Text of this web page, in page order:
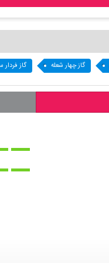
گاز چهار شعله گاز فردار